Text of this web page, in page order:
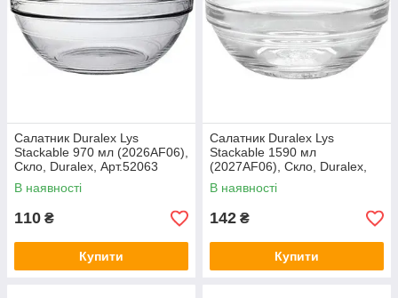
Салатник Duralex Lys
Stackable 970 мл (2026AF06),
Скло, Duralex, Арт.52063
В наявності
110 ₴
Купити
Салатник Duralex Lys
Stackable 1590 мл
(2027AF06), Скло, Duralex,
Арт.52057
В наявності
142 ₴
Купити